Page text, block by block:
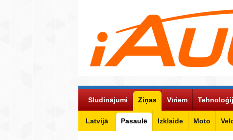
Sludinājumi Ziņas
Latvijā Pasaulē Izklaide Moto
Vīriem